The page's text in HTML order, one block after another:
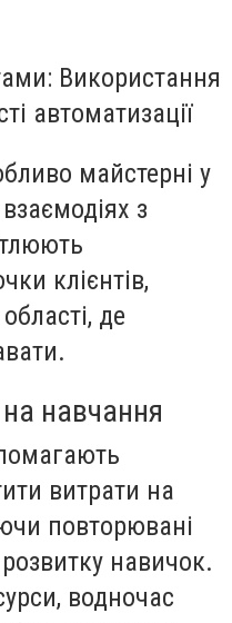
: Використання
автоматизації
майстерні у
з
клієнтів,
де
навчання
витрати на
повторювані
навичок.
водночас